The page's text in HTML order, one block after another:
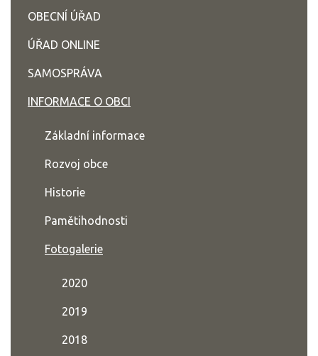
OBECNÍ ÚŘAD
ÚŘAD ONLINE
SAMOSPRÁVA
INFORMACE O OBCI
Základní informace
Rozvoj obce
Historie
Pamětihodnosti
Fotogalerie
2020
2019
2018